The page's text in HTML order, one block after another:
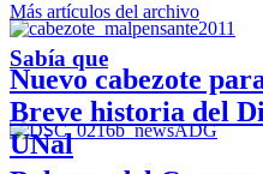
Nuevo cabezote
Más artículos del archivo
Sabía que
Breve historia del
UNal